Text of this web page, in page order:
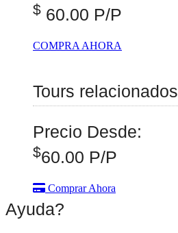
$ 60.00 P/P
COMPRA AHORA
Tours relacionados
Precio Desde:
$60.00 P/P
Comprar Ahora
Ayuda?